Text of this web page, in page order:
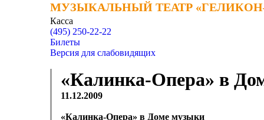
МУЗЫКАЛЬНЫЙ ТЕАТР
МУЗЫКАЛЬНЫЙ ТЕАТР
Касса
(495) 250-22-22
Билеты
Версия для слабовидящих
«Калинка-Опера» в
11.12.2009
«Калинка-Опера» в Доме музыки